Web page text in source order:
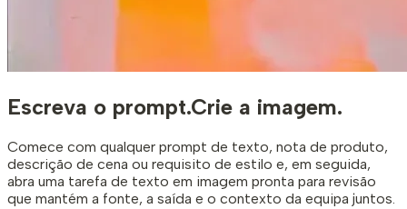
Escreva o prompt.Crie a imagem.
Comece com qualquer prompt de texto, nota de produto,
descrição de cena ou requisito de estilo e, em seguida,
abra uma tarefa de texto em imagem pronta para revisão
que mantém a fonte, a saída e o contexto da equipa juntos.